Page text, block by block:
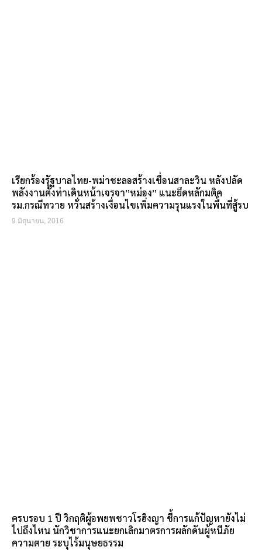
เรียกร้องรัฐบาลไทย-พม่าชะลอสร้างเขื่อนสาละวิน หลังปลัด
พลังงานตั้งท่าเดินหน้าเจรจา”หม่อง” แนะยึดหลักมติค
รม.กรณีทวาย หวั่นสร้างเงื่อนไขเพิ่มความรุนแรงในพื้นที่สู้รบ
9 มิถุนายน, 2016
ครบรอบ 1 ปี วิกฤติผู้อพยพชาวโรฮิงญา ชี้การแก้ปัญหายังไม่
ไปถึงไหน นักวิชาการแนะยกเลิกมาตรการผลักดันผู้หนีภัย
ความตาย ระบุไร้มนุษยธรรม